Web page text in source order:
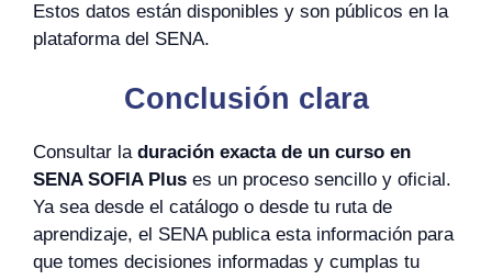
Estos datos están disponibles y son públicos en la
plataforma del SENA.
Conclusión clara
Consultar la duración exacta de un curso en
SENA SOFIA Plus es un proceso sencillo y oficial.
Ya sea desde el catálogo o desde tu ruta de
aprendizaje, el SENA publica esta información para
que tomes decisiones informadas y cumplas tu